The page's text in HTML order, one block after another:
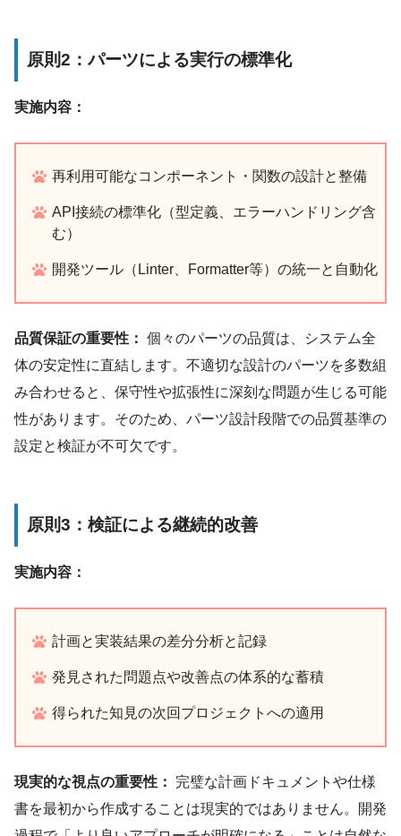
原則2：パーツによる実行の標準化
実施内容：
再利用可能なコンポーネント・関数の設計と整備
API接続の標準化（型定義、エラーハンドリング含
む）
開発ツール（Linter、Formatter等）の統一と自動化
品質保証の重要性： 個々のパーツの品質は、システム全
体の安定性に直結します。不適切な設計のパーツを多数組
み合わせると、保守性や拡張性に深刻な問題が生じる可能
性があります。そのため、パーツ設計段階での品質基準の
設定と検証が不可欠です。
原則3：検証による継続的改善
実施内容：
計画と実装結果の差分分析と記録
発見された問題点や改善点の体系的な蓄積
得られた知見の次回プロジェクトへの適用
現実的な視点の重要性：
完璧な計画ドキュメントや仕様
書を最初から作成することは現実的ではありません。開発